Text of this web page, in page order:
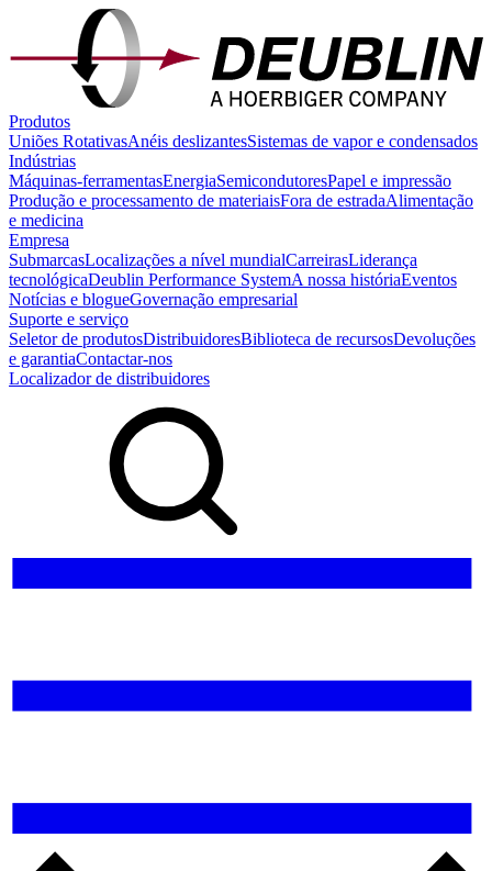
Produtos
Uniões RotativasAnéis deslizantesSistemas de vapor e condensados
Indústrias
Máquinas-ferramentasEnergiaSemicondutoresPapel e impressão
Produção e processamento de materiaisFora de estradaAlimentação
e medicina
Empresa
SubmarcasLocalizações a nível mundialCarreirasLiderança
tecnológicaDeublin Performance SystemA nossa históriaEventos
Notícias e blogueGovernação empresarial
Suporte e serviço
Seletor de produtosDistribuidoresBiblioteca de recursosDevoluções
e garantiaContactar-nos
Localizador de distribuidores